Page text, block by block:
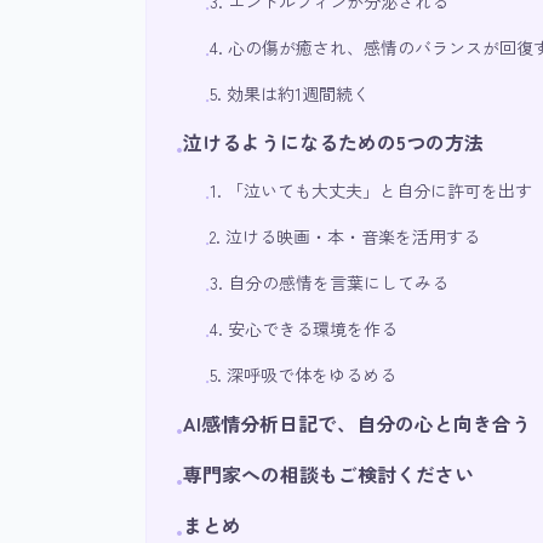
•
•4. 心の傷が癒され、感情のバランスが回復
•5. 効果は約1週間続く
•泣けるようになるための5つの方法
•1. 「泣いても大丈夫」と自分に許可を出す
•2. 泣ける映画・本・音楽を活用する
•3. 自分の感情を言葉にしてみる
•4. 安心できる環境を作る
•5. 深呼吸で体をゆるめる
•AI感情分析日記で、自分の心と向き合う
•専門家への相談もご検討ください
•まとめ